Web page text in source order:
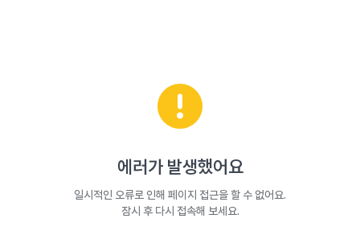
에러가 발생했어요
일시적인 오류로 인해 페이지 접근을 할 수 없어요.
잠시 후 다시 접속해 보세요.